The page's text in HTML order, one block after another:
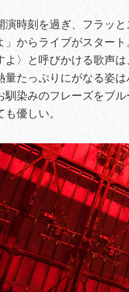
演時刻を過ぎ、フラッ
」からライブがスター
よ〉と呼びかける歌声
量たっぷりにがなる姿
馴染みのフレーズをブ
も優しい。